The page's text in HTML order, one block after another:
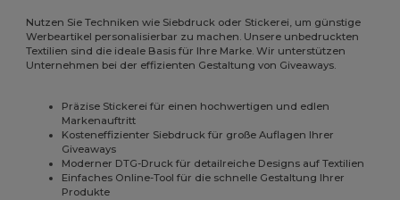
Nutzen Sie Techniken wie Siebdruck oder Stickerei, um günstige
Werbeartikel personalisierbar zu machen. Unsere unbedruckten
Textilien sind die ideale Basis für Ihre Marke. Wir unterstützen
Unternehmen bei der effizienten Gestaltung von Giveaways.
Präzise Stickerei für einen hochwertigen und edlen
Markenauftritt
Kosteneffizienter Siebdruck für große Auflagen Ihrer
Giveaways
Moderner DTG-Druck für detailreiche Designs auf Textilien
Einfaches Online-Tool für die schnelle Gestaltung Ihrer
Produkte